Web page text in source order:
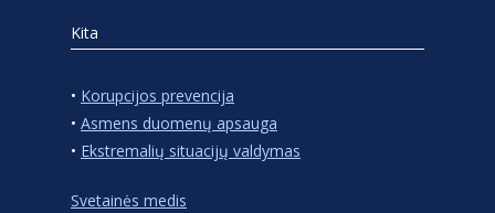
Kita
• Korupcijos prevencija
• Asmens duomenų apsauga
• Ekstremalių situacijų valdymas
Svetainės medis